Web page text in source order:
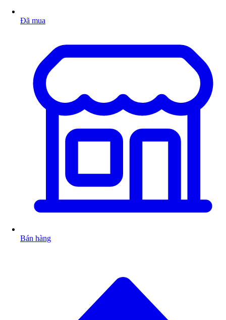
Đã mua
Bán hàng